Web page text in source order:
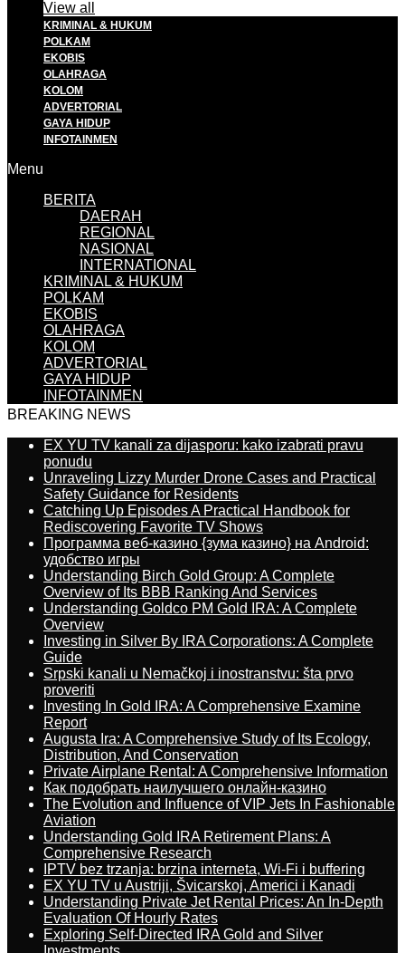
View all
KRIMINAL & HUKUM
POLKAM
EKOBIS
OLAHRAGA
KOLOM
ADVERTORIAL
GAYA HIDUP
INFOTAINMEN
Menu
BERITA
DAERAH
REGIONAL
NASIONAL
INTERNATIONAL
KRIMINAL & HUKUM
POLKAM
EKOBIS
OLAHRAGA
KOLOM
ADVERTORIAL
GAYA HIDUP
INFOTAINMEN
BREAKING NEWS
EX YU TV kanali za dijasporu: kako izabrati pravu
ponudu
Unraveling Lizzy Murder Drone Cases and Practical
Safety Guidance for Residents
Catching Up Episodes A Practical Handbook for
Rediscovering Favorite TV Shows
Программа веб-казино {зума казино} на Android:
удобство игры
Understanding Birch Gold Group: A Complete
Overview of Its BBB Ranking And Services
Understanding Goldco PM Gold IRA: A Complete
Overview
Investing in Silver By IRA Corporations: A Complete
Guide
Srpski kanali u Nemačkoj i inostranstvu: šta prvo
proveriti
Investing In Gold IRA: A Comprehensive Examine
Report
Augusta Ira: A Comprehensive Study of Its Ecology,
Distribution, And Conservation
Private Airplane Rental: A Comprehensive Information
Как подобрать наилучшего онлайн-казино
The Evolution and Influence of VIP Jets In Fashionable
Aviation
Understanding Gold IRA Retirement Plans: A
Comprehensive Research
IPTV bez trzanja: brzina interneta, Wi-Fi i buffering
EX YU TV u Austriji, Švicarskoj, Americi i Kanadi
Understanding Private Jet Rental Prices: An In-Depth
Evaluation Of Hourly Rates
Exploring Self-Directed IRA Gold and Silver